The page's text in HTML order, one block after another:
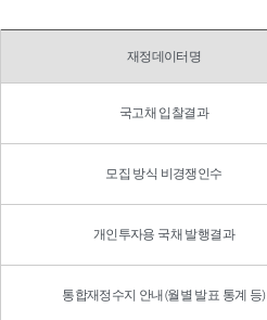
재정데이터명
국고채 입찰결과
모집 방식 비경쟁인수
개인투자용 국채 발행결과
통합재정수지 안내(월별 발표 통계 등)